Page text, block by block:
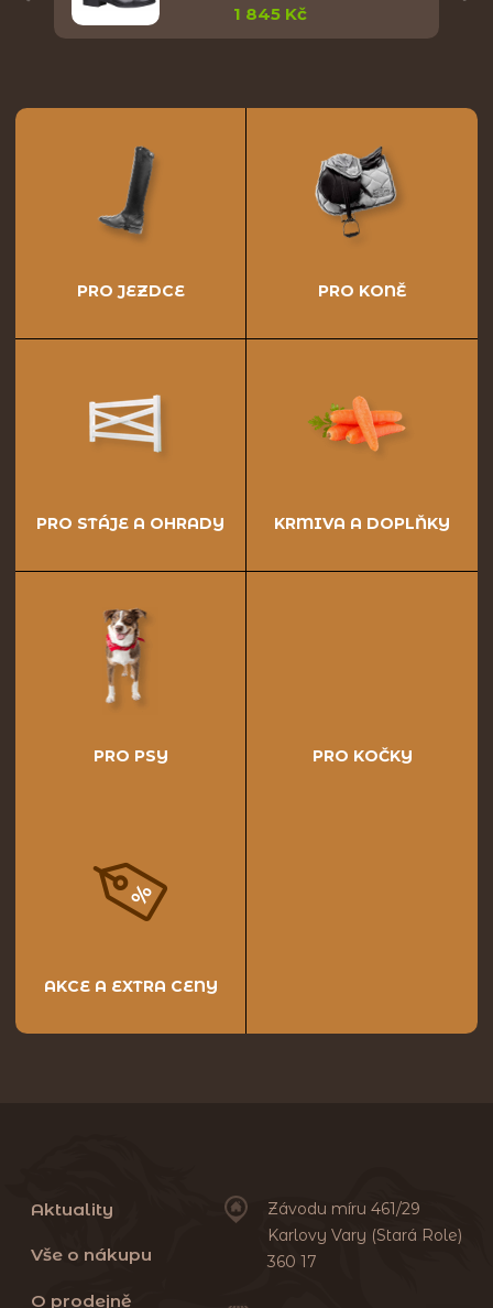
1 845 Kč
PRO JEZDCE PRO KONĚ
PRO STÁJE A OHRADY KRMIVA A DOPLŇKY
PRO PSY PRO KOČKY
AKCE A EXTRA CENY
Aktuality
Vše o nákupu
O prodejně
Závodu míru 461/29
Karlovy Vary (Stará Role)
360 17